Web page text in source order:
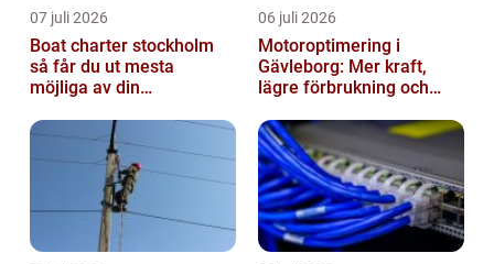
07 juli 2026
Boat charter stockholm
så får du ut mesta
möjliga av din
06 juli 2026
Motoroptimering i
Gävleborg: Mer kraft,
lägre förbrukning och